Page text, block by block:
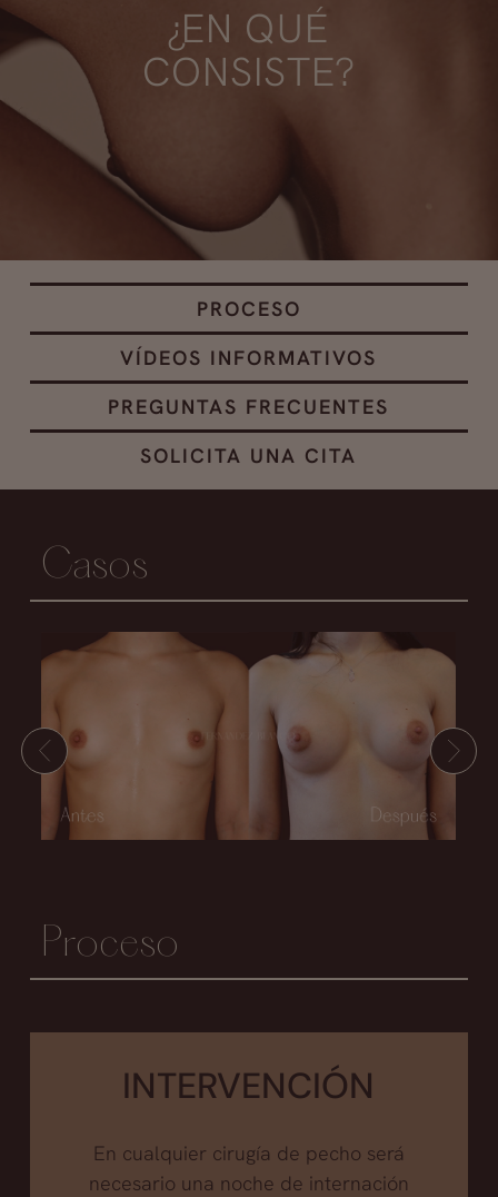
¿EN QUÉ
CONSISTE?
PROCESO
VÍDEOS INFORMATIVOS
PREGUNTAS FRECUENTES
SOLICITA UNA CITA
Casos
Proceso
INTERVENCIÓN
En cualquier cirugía de pecho será
necesario una noche de internación